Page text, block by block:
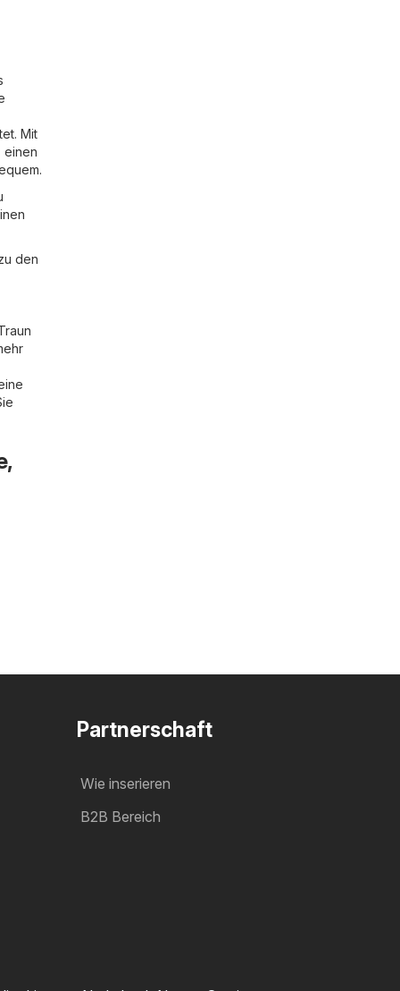
Mit
einen
den
Partnerschaft
Wie inserieren
B2B Bereich